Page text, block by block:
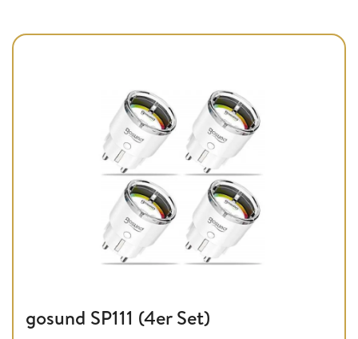
gosund SP111 (4er Set)